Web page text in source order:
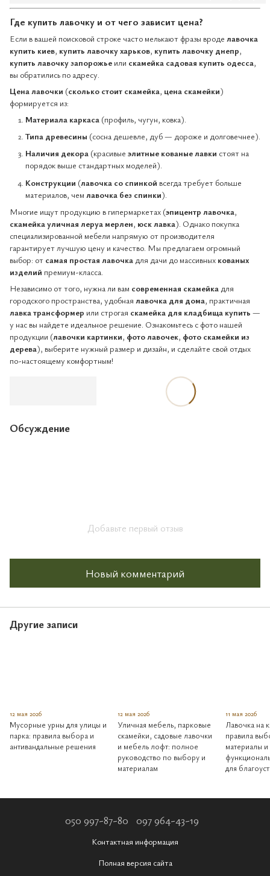
Где купить лавочку и от чего зависит цена?
Если в вашей поисковой строке часто мелькают фразы вроде лавочка
купить киев, купить лавочку харьков, купить лавочку днепр,
купить лавочку запорожье или скамейка садовая купить одесса,
вы обратились по адресу.
Цена лавочки (сколько стоит скамейка, цена скамейки)
формируется из:
Материала каркаса (профиль, чугун, ковка).
Типа древесины (сосна дешевле, дуб — дороже и долговечнее).
Наличия декора (красивые элитные кованые лавки стоят на
порядок выше стандартных моделей).
Конструкции (лавочка со спинкой всегда требует больше
материалов, чем лавочка без спинки).
Многие ищут продукцию в гипермаркетах (эпицентр лавочка,
скамейка уличная леруа мерлен, юск лавка). Однако покупка
специализированной мебели напрямую от производителя
гарантирует лучшую цену и качество. Мы предлагаем огромный
выбор: от самая простая лавочка для дачи до массивных кованых
изделий премиум-класса.
Независимо от того, нужна ли вам современная скамейка для
городского пространства, удобная лавочка для дома, практичная
лавка трансформер или строгая скамейка для кладбища купить —
у нас вы найдете идеальное решение. Ознакомьтесь с фото нашей
продукции (лавочки картинки, фото лавочек, фото скамейки из
дерева), выберите нужный размер и дизайн, и сделайте свой отдых
по-настоящему комфортным!
Обсуждение
Добавьте первый отзыв
Новый комментарий
Другие записи
12 мая 2026
Мусорные урны для улицы и
парка: правила выбора и
антивандальные решения
12 мая 2026
Уличная мебель, парковые
скамейки, садовые лавочки
и мебель лофт: полное
руководство по выбору и
материалам
11 мая 2026
Лавочка на
правила
материалы и
для
050 997-87-80 097 964-43-19
Контактная информация
Полная версия сайта